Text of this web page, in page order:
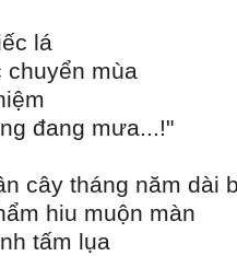
lá
chuyển mùa
đang mưa...!"
cây tháng năm dài
hiu muộn màn
tấm lụa